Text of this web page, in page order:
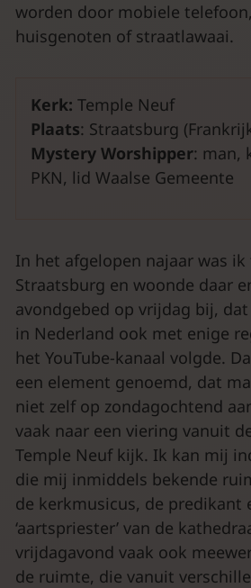
worden door mobiele
huisgenoten of straatlawaai.
Kerk: Temple Neuf
Plaats: Straatsburg
Mystery Worshipper: man,
PKN, lid Waalse Gemeente
In het afgelopen najaar was
Straatsburg en woonde daar
avondgebed op vrijdag bij,
in Nederland ook met enige
het YouTube-kanaal volgde.
een element genoemd, dat
niet zelf op zondagochtend
vaak naar een viering vanuit
Temple Neuf kijk. Ik kan mij
die mij inmiddels bekende
de kerkmusicus, de predikant
‘aartspriester’ van de
vrijdagavond vaak ook
de ruimte, die vanuit